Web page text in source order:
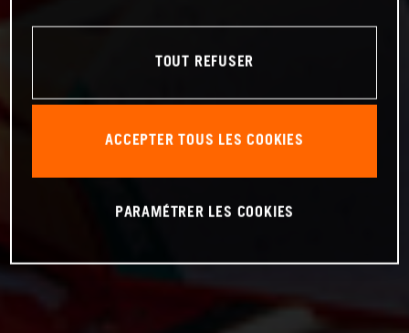
TOUT REFUSER
ACCEPTER TOUS LES COOKIES
PARAMÉTRER LES COOKIES